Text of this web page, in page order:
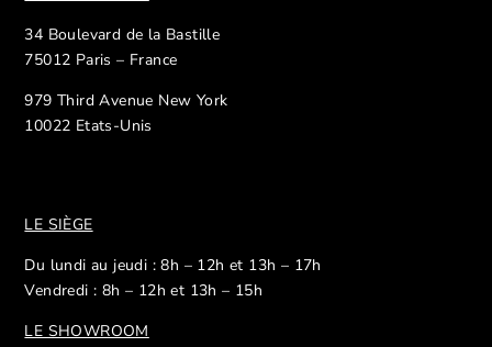
34 Boulevard de la Bastille
75012 Paris – France
979 Third Avenue New York
10022 Etats-Unis
LE SIÈGE
Du lundi au jeudi : 8h – 12h et 13h – 17h
Vendredi : 8h – 12h et 13h – 15h
LE SHOWROOM